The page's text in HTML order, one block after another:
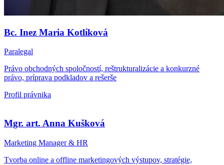
Bc. Inez Maria Kotlíková
Paralegal
Právo obchodných spoločností, reštrukturalizácie a konkurzné
právo, príprava podkladov a rešerše
Profil právnika
Mgr. art. Anna Kušková
Marketing Manager & HR
Tvorba online a offline marketingových výstupov, stratégie,